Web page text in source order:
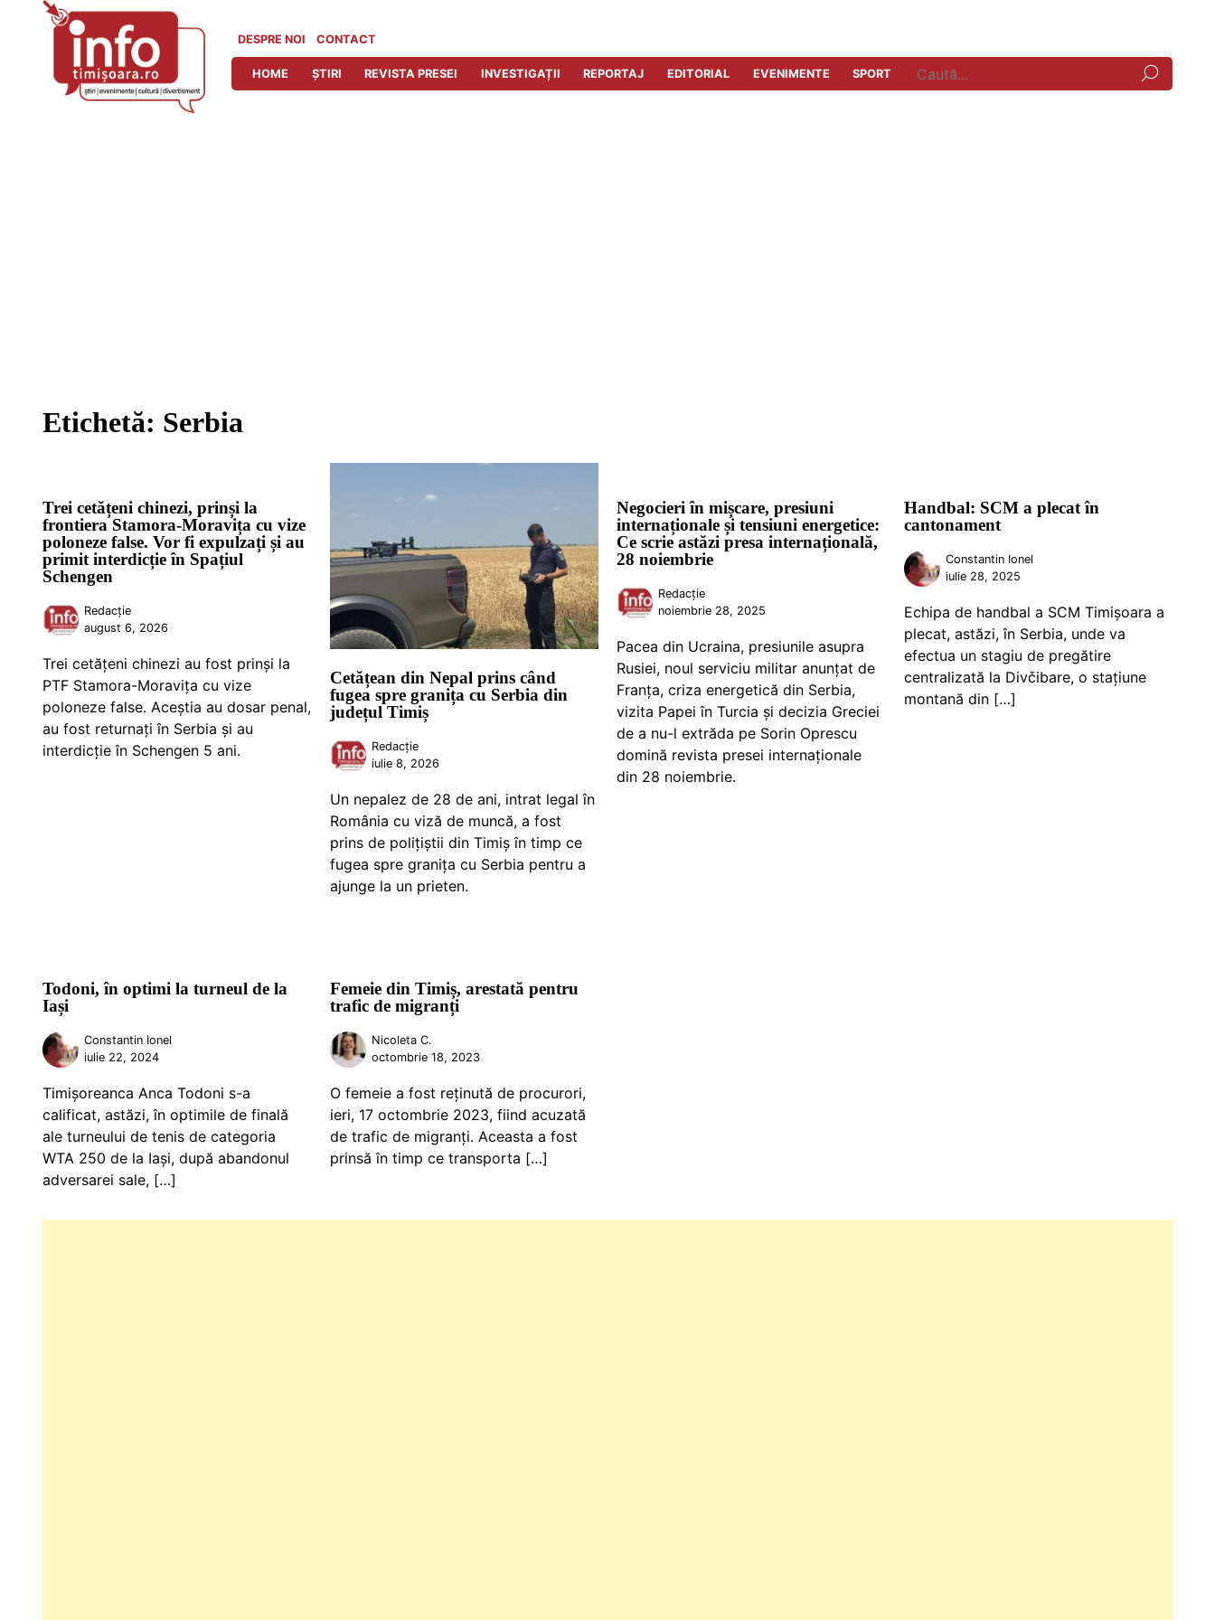
DESPRE NOI CONTACT
HOME ȘTIRI REVISTA PRESEI INVESTIGAȚII REPORTAJ EDITORIAL EVENIMENTE SPORT
Etichetă: Serbia
Trei cetățeni chinezi, prinși la
frontiera Stamora-Moravița cu vize
poloneze false. Vor fi expulzați și au
primit interdicție în Spațiul
Schengen
Redacție
august 6, 2026
Trei cetățeni chinezi au fost prinși la
PTF Stamora-Moravița cu vize
poloneze false. Aceștia au dosar penal,
au fost returnați în Serbia și au
interdicție în Schengen 5 ani.
Cetățean din Nepal prins când
fugea spre granița cu Serbia din
județul Timiș
Redacție
iulie 8, 2026
Un nepalez de 28 de ani, intrat legal în
România cu viză de muncă, a fost
prins de polițiștii din Timiș în timp ce
fugea spre granița cu Serbia pentru a
ajunge la un prieten.
Negocieri în mișcare, presiuni
internaționale și tensiuni energetice:
Ce scrie astăzi presa internațională,
28 noiembrie
Redacție
noiembrie 28, 2025
Pacea din Ucraina, presiunile asupra
Rusiei, noul serviciu militar anunțat de
Franța, criza energetică din Serbia,
vizita Papei în Turcia și decizia Greciei
de a nu-l extrăda pe Sorin Oprescu
domină revista presei internaționale
din 28 noiembrie.
Handbal: SCM a plecat în
cantonament
Constantin Ionel
iulie 28, 2025
Echipa de handbal a SCM Timișoara a
plecat, astăzi, în Serbia, unde va
efectua un stagiu de pregătire
centralizată la Divčibare, o stațiune
montană din […]
Todoni, în optimi la turneul de la
Iași
Constantin Ionel
iulie 22, 2024
Timișoreanca Anca Todoni s-a
calificat, astăzi, în optimile de finală
ale turneului de tenis de categoria
WTA 250 de la Iași, după abandonul
adversarei sale, […]
Femeie din Timiș, arestată pentru
trafic de migranți
Nicoleta C.
octombrie 18, 2023
O femeie a fost reținută de procurori,
ieri, 17 octombrie 2023, fiind acuzată
de trafic de migranți. Aceasta a fost
prinsă în timp ce transporta […]